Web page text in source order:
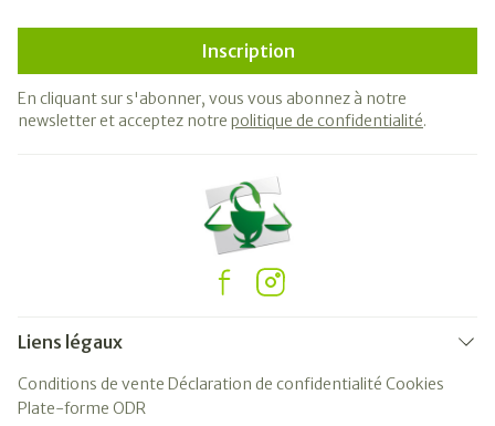
Inscription
En cliquant sur s'abonner, vous vous abonnez à notre
newsletter et acceptez notre politique de confidentialité.
Liens légaux
Conditions de vente Déclaration de confidentialité Cookies
Plate-forme ODR